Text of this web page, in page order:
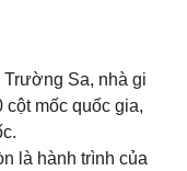
Sa, nhà gi
cột mốc quốc gia,
là hành trình của